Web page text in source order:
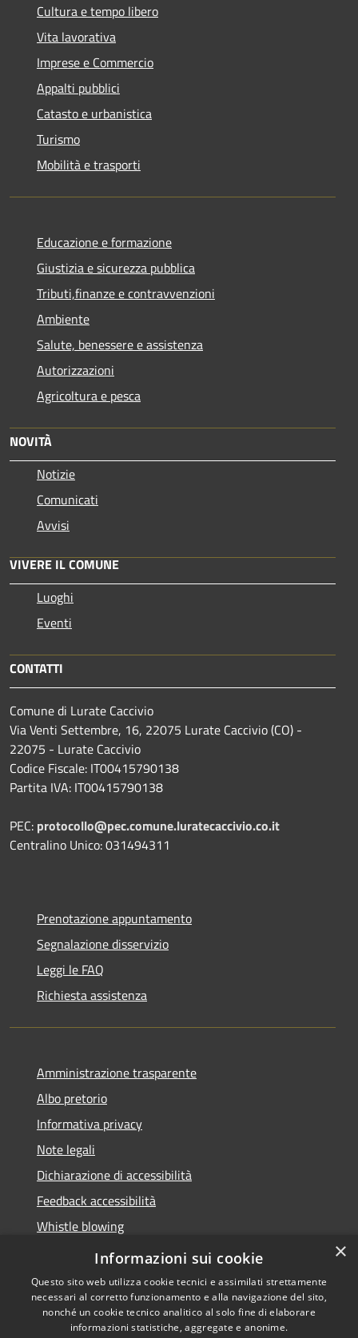
Cultura e tempo libero
Vita lavorativa
Imprese e Commercio
Appalti pubblici
Catasto e urbanistica
Turismo
Mobilità e trasporti
Educazione e formazione
Giustizia e sicurezza pubblica
Tributi,finanze e contravvenzioni
Ambiente
Salute, benessere e assistenza
Autorizzazioni
Agricoltura e pesca
NOVITÀ
Notizie
Comunicati
Avvisi
VIVERE IL COMUNE
Luoghi
Eventi
CONTATTI
Comune di Lurate Caccivio
Via Venti Settembre, 16, 22075 Lurate Caccivio (CO) -
22075 - Lurate Caccivio
Codice Fiscale: IT00415790138
Partita IVA: IT00415790138
PEC: protocollo@pec.comune.luratecaccivio.co.it
Centralino Unico: 031494311
Prenotazione appuntamento
Segnalazione disservizio
Leggi le FAQ
Richiesta assistenza
Amministrazione trasparente
Albo pretorio
Informativa privacy
Note legali
Dichiarazione di accessibilità
Feedback accessibilità
Whistle blowing
Titolare potere sostitutivo
Copyright © 2026 • Comune di
×
Informazioni sui cookie
Questo sito web utilizza cookie tecnici e assimilati strettamente
necessari al corretto funzionamento e alla navigazione del sito,
nonché un cookie tecnico analitico al solo fine di elaborare
informazioni statistiche, aggregate e anonime.